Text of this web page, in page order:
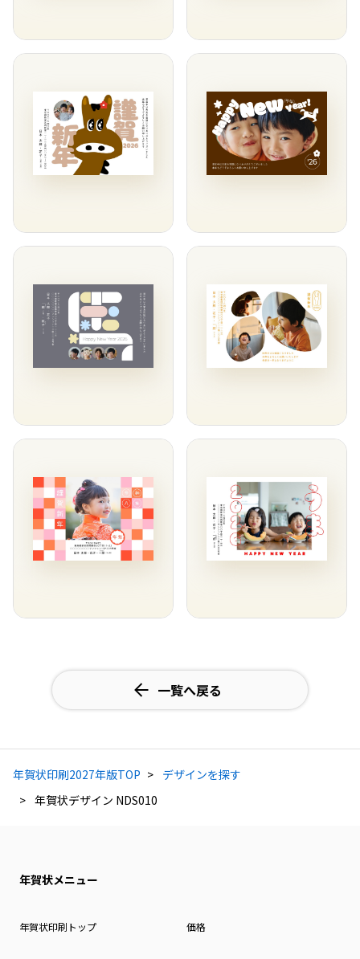
一覧へ戻る
年賀状印刷2027年版TOP
デザインを探す
年賀状デザイン NDS010
年賀状メニュー
年賀状印刷トップ 価格